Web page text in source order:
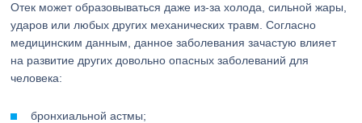
Отек может образовываться даже из-за холода, сильной жары,
ударов или любых других механических травм. Согласно
медицинским данным, данное заболевания зачастую влияет
на развитие других довольно опасных заболеваний для
человека:
бронхиальной астмы;